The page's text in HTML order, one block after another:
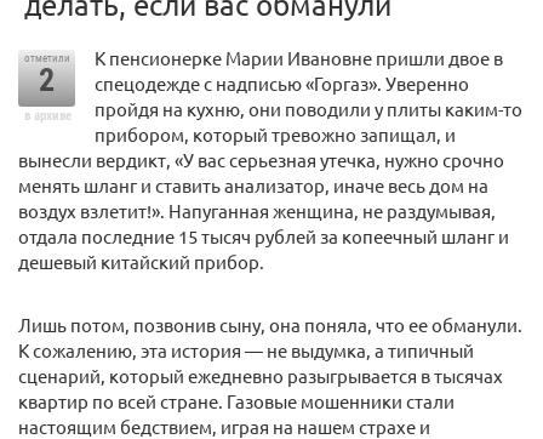
отметили
2
в архиве
К пенсионерке Марии Ивановне пришли двое в
спецодежде с надписью «Горгаз». Уверенно
пройдя на кухню, они поводили у плиты каким-то
прибором, который тревожно запищал, и
вынесли вердикт, «У вас серьезная утечка, нужно срочно
менять шланг и ставить анализатор, иначе весь дом на
воздух взлетит!». Напуганная женщина, не раздумывая,
отдала последние 15 тысяч рублей за копеечный шланг и
дешевый китайский прибор.
Лишь потом, позвонив сыну, она поняла, что ее обманули.
К сожалению, эта история — не выдумка, а типичный
сценарий, который ежедневно разыгрывается в тысячах
квартир по всей стране. Газовые мошенники стали
настоящим бедствием, играя на нашем страхе и